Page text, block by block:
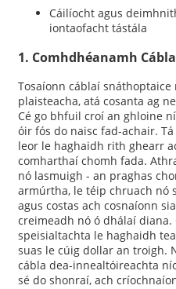
Cáilíocht agus
iontaofacht tástála
1. Comhdhéanamh Cábla
Tosaíonn cáblaí
plaisteacha, atá cosanta ag
Cé go bhfuil croí an ghloine
óir fós do naisc fad-achair.
leor le haghaidh rith ghearr
comharthaí chomh fada.
nó lasmuigh - an praghas
armúrtha, le téip chruach nó
agus costas ach cosnaíonn
creimeadh nó ó dhálaí diana.
speisialtachta le haghaidh
suas le cúig dollar an troigh.
cábla dea-innealtóireachta
sé do shonraí, ach